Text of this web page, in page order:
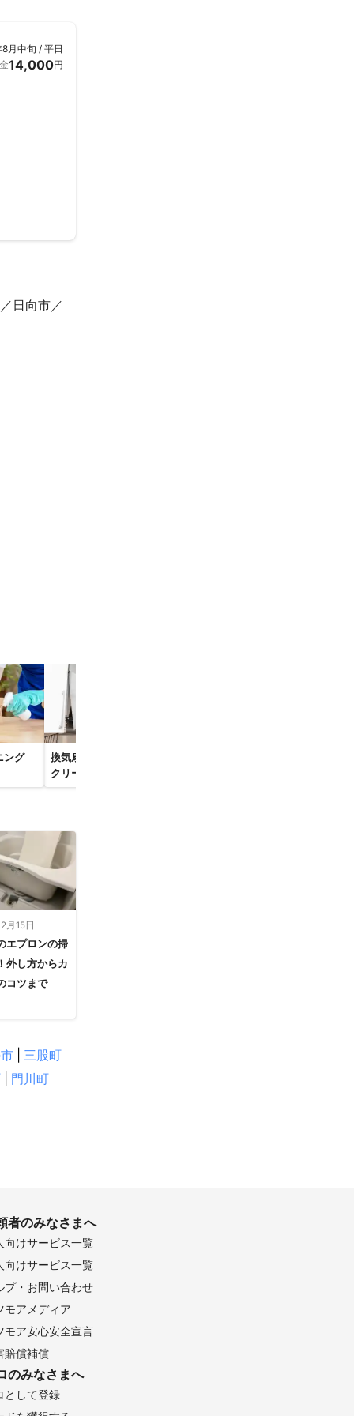
月中旬 / 平日
14,000円
日向市
ング
換気扇・レンジフード
クリーニング
月15日
エプロンの掃
外し方からカ
コツまで
三股町
門川町
者のみなさまへ
向けサービス一覧
向けサービス一覧
プ・お問い合わせ
モアメディア
モア安心安全宣言
賠償補償
のみなさまへ
として登録